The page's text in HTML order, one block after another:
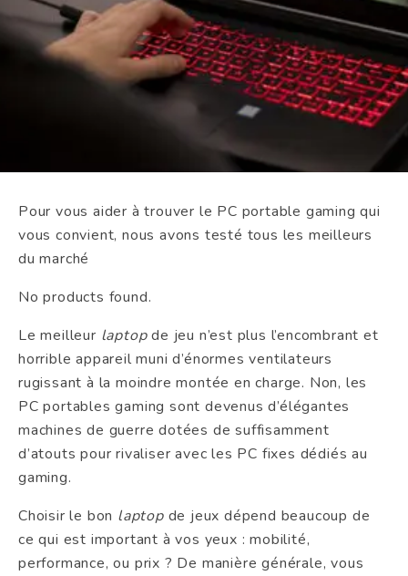
Pour vous aider à trouver le PC portable gaming qui
vous convient, nous avons testé tous les meilleurs
du marché
No products found.
Le meilleur laptopde jeu n’est plus l’encombrant et
horrible appareil muni d’énormes ventilateurs
rugissant à la moindre montée en charge. Non, les
PC portables gaming sont devenus d’élégantes
machines de guerre dotées de suffisamment
d’atouts pour rivaliser avec les PC fixes dédiés au
gaming.
Choisir le bon laptopde jeux dépend beaucoup de
ce qui est important à vos yeux : mobilité,
performance, ou prix ? De manière générale, vous